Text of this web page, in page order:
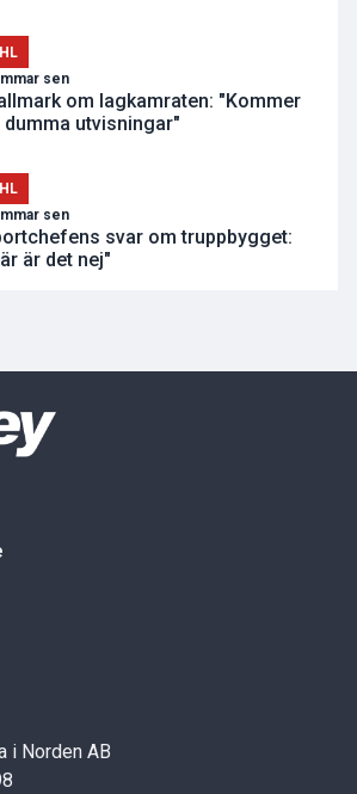
sen
om lagkamraten: "Kommer
dumma utvisningar"
sen
svar om truppbygget:
är det nej"
i Norden AB